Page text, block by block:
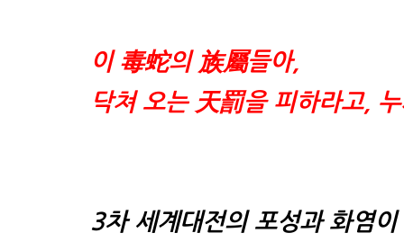
이 毒蛇의 族屬들아,
닥쳐 오는 天罰을 피하라고,
3차 세계대전의 포성과 화염